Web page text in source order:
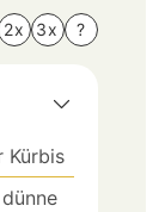
2x 3x ?
Kürbis